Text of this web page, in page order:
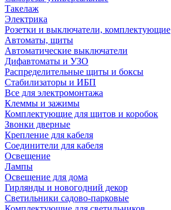
Такелаж
Электрика
Розетки и выключатели, комплектующие
Автоматы, щиты
Автоматические выключатели
Дифавтоматы и УЗО
Распределительные щиты и боксы
Стабилизаторы и ИБП
Все для электромонтажа
Клеммы и зажимы
Комплектующие для щитов и коробок
Звонки дверные
Крепление для кабеля
Соединители для кабеля
Освещение
Лампы
Освещение для дома
Гирлянды и новогодний декор
Светильники садово-парковые